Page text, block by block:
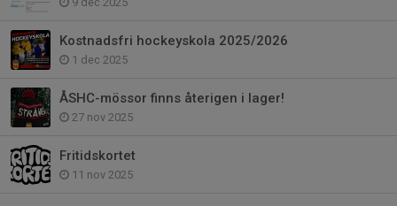
Kostnadsfri hockeyskola 2025/2026
1 dec 2025
ÅSHC-mössor finns återigen i lager!
27 nov 2025
Fritidskortet
11 nov 2025